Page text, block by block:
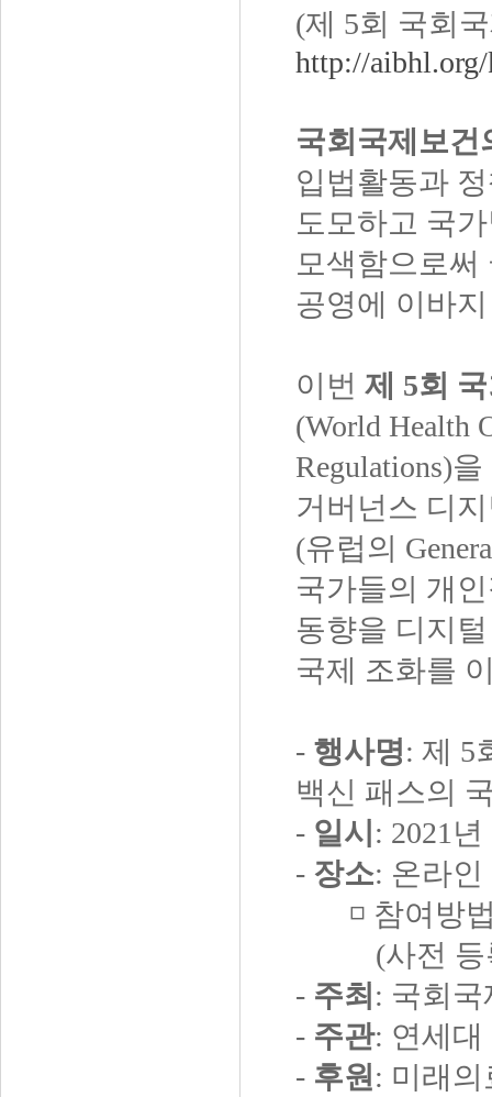
(제 5회 국회
http://
국회국제보
입법활동과
도모하고 국
모색함으로
공영에 이바
이번 제 5회
(World Health
Regulations)을
거버넌스 디
(유럽의
국가들의 개
동향을 디지
국제 조화를
- 행사명: 제 5
백신 패스의
- 일시 : 2021 년
- 장소: 온라인
◽ 참여방
(사전
- 주최 : 국회
- 주관: 연세
- 후원 : 미래